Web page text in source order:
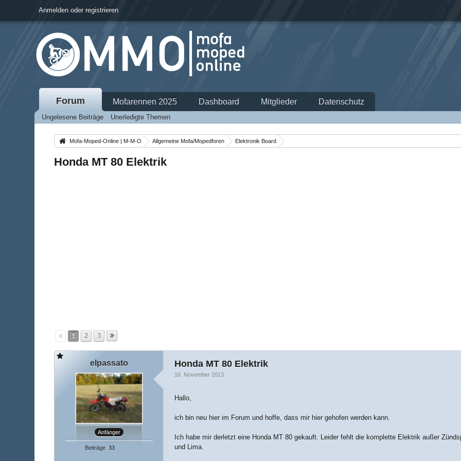
Anmelden oder registrieren
Forum Mofarennen 2025 Dashboard Mitglieder Datenschutz
Ungelesene Beiträge Unerledigte Themen
Mofa-Moped-Online | M-M-O Allgemeine Mofa/Mopedforen Elektronik Board
Honda MT 80 Elektrik
1 2 3
elpassato
Anfänger
Beiträge 33
Honda MT 80 Elektrik
16. November 2013
Hallo,
ich bin neu hier im Forum und hoffe, dass mir hier gehofen werden kann.
Ich habe mir derletzt eine Honda MT 80 gekauft. Leider fehlt die komplette Elektrik außer
und Lima.